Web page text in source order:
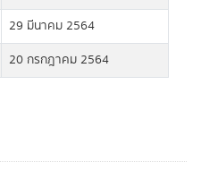
29 มีนาคม 2564
20 กรกฎาคม 2564